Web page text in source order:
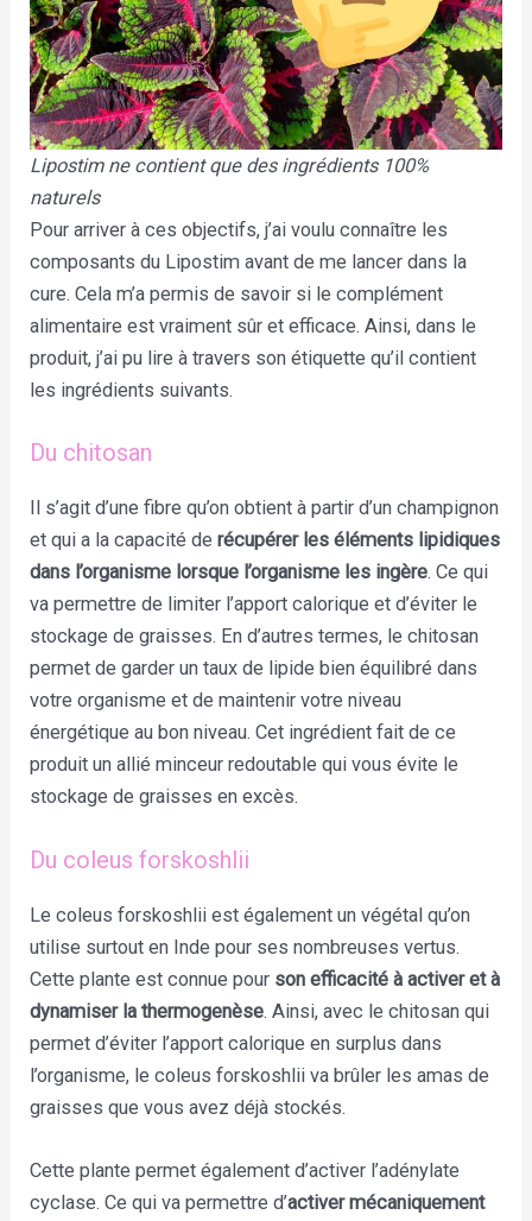
Lipostim ne contient que des ingrédients 100%
naturels
Pour arriver à ces objectifs, j’ai voulu connaître les
composants du Lipostim avant de me lancer dans la
cure. Cela m’a permis de savoir si le complément
alimentaire est vraiment sûr et efficace. Ainsi, dans le
produit, j’ai pu lire à travers son étiquette qu’il contient
les ingrédients suivants.
Du chitosan
Il s’agit d’une fibre qu’on obtient à partir d’un champignon
et qui a la capacité derécupérer les éléments lipidiques
dans l’organisme lorsque l’organisme les ingère. Ce qui
va permettre de limiter l’apport calorique et d’éviter le
stockage de graisses. En d’autres termes, le chitosan
permet de garder un taux de lipide bien équilibré dans
votre organisme et de maintenir votre niveau
énergétique au bon niveau. Cet ingrédient fait de ce
produit un allié minceur redoutable qui vous évite le
stockage de graisses en excès.
Du coleus forskoshlii
Le coleus forskoshlii est également un végétal qu’on
utilise surtout en Inde pour ses nombreuses vertus.
Cette plante est connue pour son efficacité à activer et à
dynamiser la thermogenèse. Ainsi, avec le chitosan qui
permet d’éviter l’apport calorique en surplus dans
l’organisme, le coleus forskoshlii va brûler les amas de
graisses que vous avez déjà stockés.
Cette plante permet également d’activer l’adénylate
cyclase. Ce qui va permettre d’activer mécaniquement